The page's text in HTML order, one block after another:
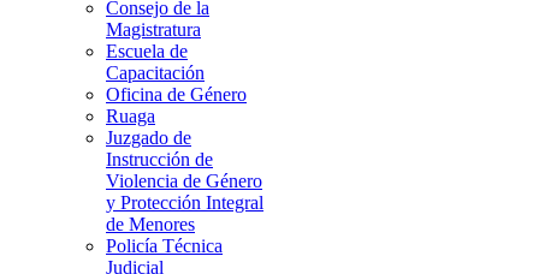
Consejo de la
Magistratura
Escuela de
Capacitación
Oficina de Género
Ruaga
Juzgado de
Instrucción de
Violencia de Género
y Protección Integral
de Menores
Policía Técnica
Judicial